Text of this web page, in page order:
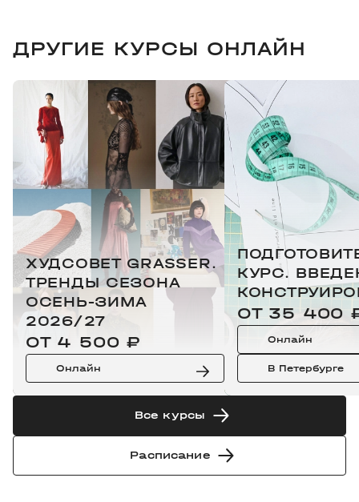
ДРУГИЕ КУРСЫ ОНЛАЙН
ХУДСОВЕТ GRASSER.
ТРЕНДЫ СЕЗОНА
ОСЕНЬ-ЗИМА
2026/27
ОТ 4 500 ₽
Онлайн
КУРС.
ОТ 35 400
Онлайн
В Петербурге
Все курсы
Расписание